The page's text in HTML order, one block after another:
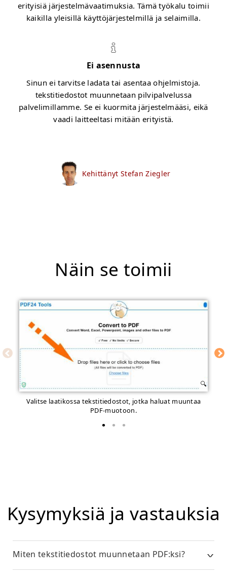
erityisiä järjestelmävaatimuksia. Tämä työkalu toimii
kaikilla yleisillä käyttöjärjestelmillä ja selaimilla.
Ei asennusta
Sinun ei tarvitse ladata tai asentaa ohjelmistoja.
tekstitiedostot muunnetaan pilvipalvelussa
palvelimillamme. Se ei kuormita järjestelmääsi, eikä
vaadi laitteeltasi mitään erityistä.
Kehittänyt Stefan Ziegler
Näin se toimii
Valitse laatikossa tekstitiedostot, jotka haluat muuntaa
PDF-muotoon.
Kysymyksiä ja vastauksia
Miten tekstitiedostot muunnetaan PDF:ksi?